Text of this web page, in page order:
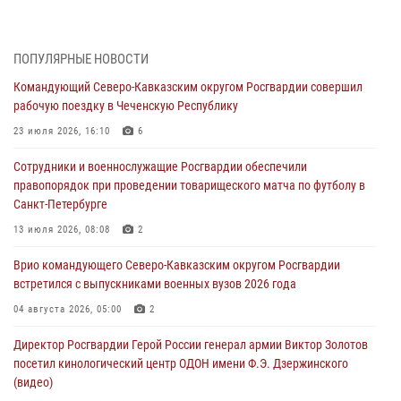
06 августа 2026, 12:35 1
Росгвардейцы провели выставку вооружения для участников сбора
«Гвардеец» в Пензе (видео)
06 августа 2026, 12:00
В Курске росгвардейцы приняли участие в митинге, посвященном
второй годовщине вторжения ВСУ на территорию области
06 августа 2026, 11:56
угрожавшего подростку травматическим пистолетом
06 августа 2026, 11:33
крупная нарколаборатория
ПОПУЛЯРНЫЕ НОВОСТИ
Командующий Северо-Кавказским округом Росгвардии совершил
рабочую поездку в Чеченскую Республику
23 июля 2026, 16:10 6
Сотрудники и военнослужащие Росгвардии обеспечили
правопорядок при проведении товарищеского матча по футболу в
Санкт-Петербурге
13 июля 2026, 08:08 2
Врио командующего Северо-Кавказским округом Росгвардии
встретился с выпускниками военных вузов 2026 года
04 августа 2026, 05:00 2
Директор Росгвардии Герой России генерал армии Виктор Золотов
посетил кинологический центр ОДОН имени Ф.Э. Дзержинского
(видео)